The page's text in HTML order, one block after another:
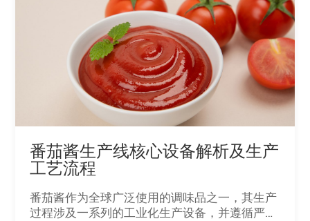
番茄酱生产线核心设备解析及生产
工艺流程
番茄酱作为全球广泛使用的调味品之一，其生产
过程涉及一系列的工业化生产设备，并遵循严格